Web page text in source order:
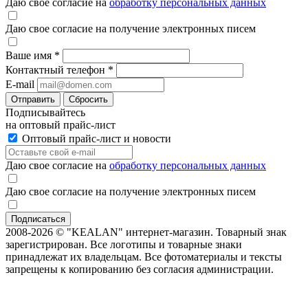
Даю свое согласие на обработку персональных данных
Даю свое согласие на получение электронных писем
Ваше имя *
Контактный телефон *
E-mail
Отправить Сбросить
Подписывайтесь
на оптовый прайс-лист
Оптовый прайс-лист и новости
Даю свое согласие на обработку персональных данных
Даю свое согласие на получение электронных писем
2008-2026 © "KEALAN" интернет-магазин. Товарный знак
зарегистрирован. Все логотипы и товарные знаки
принадлежат их владельцам. Все фотоматериалы и тексты
запрещены к копированию без согласия администрации.